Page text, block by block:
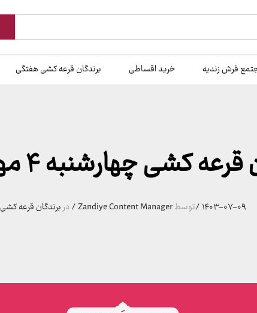
فرش زندیه خرید اقساطی برندگان قرعه کشی هفتگی
کشی چهارشنبه ۴ مهر 140۳
۱۴۰۳-۰۷-۰۹/توسطZandiye Content Manager
/دربرندگان قرعه کشی